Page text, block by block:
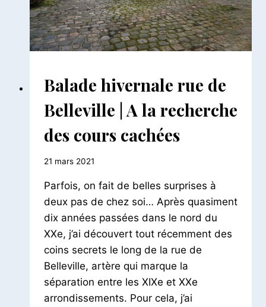
BALADES
PARISIENNES
BALADES
Balade hivernale rue de
Belleville | A la recherche
des cours cachées
Par
Petit
Pois
21 mars 2021
Parfois, on fait de belles surprises à
deux pas de chez soi… Après quasiment
dix années passées dans le nord du
XXe, j’ai découvert tout récemment des
coins secrets le long de la rue de
Belleville, artère qui marque la
séparation entre les XIXe et XXe
arrondissements. Pour cela, j’ai